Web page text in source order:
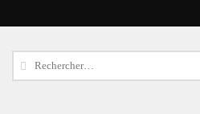
Rechercher :